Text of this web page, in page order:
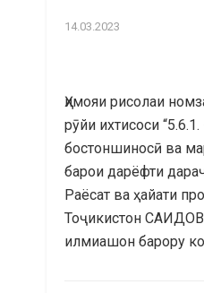
14.03.2023
Ҳимояи рисолаи
рӯйи ихтисоси
бостоншиносӣ ва
барои дарёфти
Раёсат ва ҳайати
Тоҷикистон
илмиашон барору